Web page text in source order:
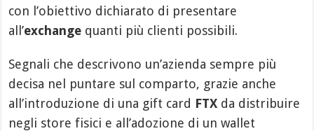
con l’obiettivo dichiarato di presentare
all’exchange quanti più clienti possibili.
Segnali che descrivono un’azienda sempre più
decisa nel puntare sul comparto, grazie anche
all’introduzione di una gift card FTX da distribuire
negli store fisici e all’adozione di un wallet